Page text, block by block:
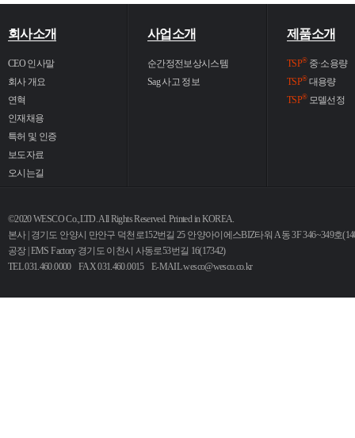
회사소개
CEO 인사말
회사 개요
연혁
인재채용
특허 및 인증
보도자료
오시는길
사업소개
순간정전보상시스템
Sag 사고 정보
제품소개
TSP®중·소용량
TSP®대용량
TSP®모델선정
©2020 WESCO Co.,LTD. All Rights Reserved. Printed in KOREA.
본사 | 경기도 안양시 만안구 덕천로152번길 25 안양아이에스BIZ타워 A동 3F 346~349호
공장 | EMS Factory 경기도 이천시 사동로53번길 16(17342)
TEL 031.460.0000 FAX 031.460.0015 E-MAILwesco@wesco.co.kr